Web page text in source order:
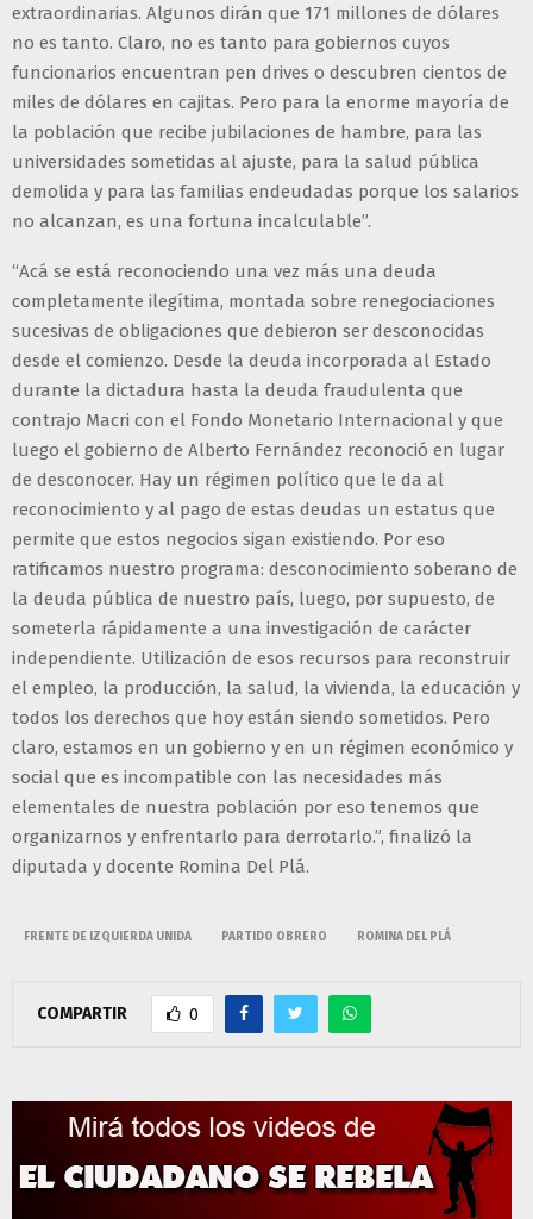
extraordinarias. Algunos dirán que 171 millones de dólares
no es tanto. Claro, no es tanto para gobiernos cuyos
funcionarios encuentran pen drives o descubren cientos de
miles de dólares en cajitas. Pero para la enorme mayoría de
la población que recibe jubilaciones de hambre, para las
universidades sometidas al ajuste, para la salud pública
demolida y para las familias endeudadas porque los salarios
no alcanzan, es una fortuna incalculable”.
“Acá se está reconociendo una vez más una deuda
completamente ilegítima, montada sobre renegociaciones
sucesivas de obligaciones que debieron ser desconocidas
desde el comienzo. Desde la deuda incorporada al Estado
durante la dictadura hasta la deuda fraudulenta que
contrajo Macri con el Fondo Monetario Internacional y que
luego el gobierno de Alberto Fernández reconoció en lugar
de desconocer. Hay un régimen político que le da al
reconocimiento y al pago de estas deudas un estatus que
permite que estos negocios sigan existiendo. Por eso
ratificamos nuestro programa: desconocimiento soberano de
la deuda pública de nuestro país, luego, por supuesto, de
someterla rápidamente a una investigación de carácter
independiente. Utilización de esos recursos para reconstruir
el empleo, la producción, la salud, la vivienda, la educación y
todos los derechos que hoy están siendo sometidos. Pero
claro, estamos en un gobierno y en un régimen económico y
social que es incompatible con las necesidades más
elementales de nuestra población por eso tenemos que
organizarnos y enfrentarlo para derrotarlo.”, finalizó la
diputada y docente Romina Del Plá.
FRENTE DE IZQUIERDA UNIDA PARTIDO OBRERO ROMINA DEL PLÁ
COMPARTIR 0